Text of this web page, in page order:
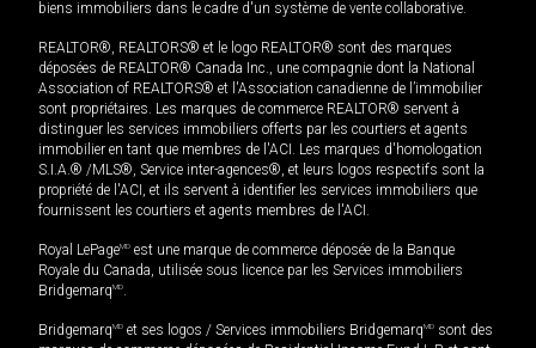
biens immobiliers dans le cadre d'un système de vente collaborative.
REALTOR®, REALTORS® et le logo REALTOR® sont des marques
déposées de REALTOR® Canada Inc., une compagnie dont la National
Association of REALTORS® et l'Association canadienne de l’immobilier
sont propriétaires. Les marques de commerce REALTOR® servent à
distinguer les services immobiliers offerts par les courtiers et agents
immobilier en tant que membres de l'ACI. Les marques d'homologation
S.I.A.® /MLS®, Service inter-agences®, et leurs logos respectifs sont la
propriété de l'ACI, et ils servent à identifier les services immobiliers que
fournissent les courtiers et agents membres de l'ACI.
Royal LePageMD est une marque de commerce déposée de la Banque
Royale du Canada, utilisée sous licence par les Services immobiliers
BridgemarqMD.
BridgemarqMD et ses logos / Services immobiliers BridgemarqMD sont des